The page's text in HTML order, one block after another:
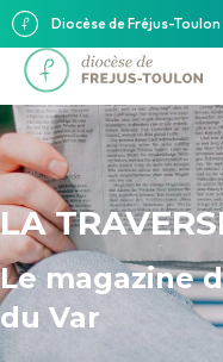
Diocèse de Fréjus-Toulon
LA
Le magazine
du Var